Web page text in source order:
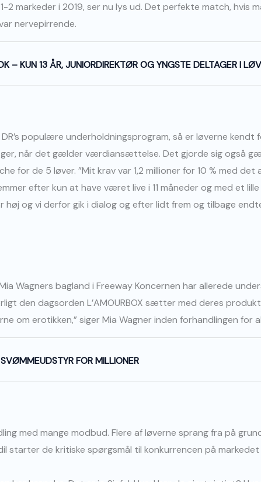
markeder i 2019, ser nu lys ud. Det perfekte match, hvis
nervepirrende.
– KUN 13 ÅR, JUNIORDIREKTØR OG YNGSTE DELTAGER I
populære underholdningsprogram, så er løverne kendt
når det gælder værdiansættelse. Det gjorde sig også
for de 5 løver. ”Mit krav var 1,2 millioner for 10 % med det
efter kun at have været live i 11 måneder og med et
og vi derfor gik i dialog og efter lidt frem og tilbage
Wagners bagland i Freeway Koncernen har allerede
den dagsorden L’AMOURBOX sætter med deres
om erotikken,” siger Mia Wagner inden forhandlingen for
FOR MILLIONER
med mange modbud. Flere af løverne sprang fra på
starter de kritiske spørgsmål til konkurrencen på